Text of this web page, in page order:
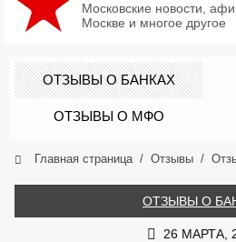
Московские новости,
Москве и многое другое
ОТЗЫВЫ О БАНКАХ
ОТЗЫВЫ О МФО
Главная страница Отзывы
ОТЗЫВЫ О
26 МАРТА,